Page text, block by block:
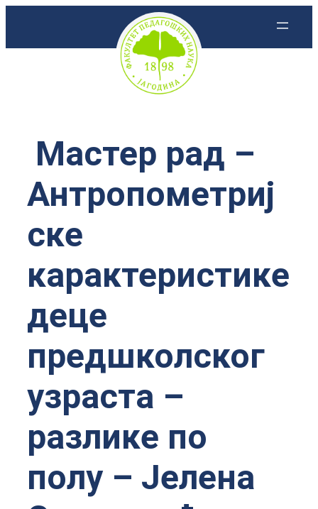
Мастер рад –
Антропометриј
ске
карактеристике
деце
предшколског
узраста –
разлике по
полу – Јелена